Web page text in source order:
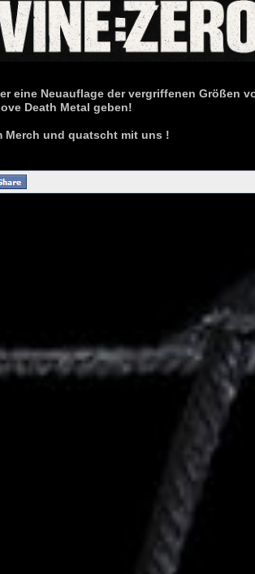
eine Neuauflage der vergriffenen Größen
Death Metal geben!
Merch und quatscht mit uns !